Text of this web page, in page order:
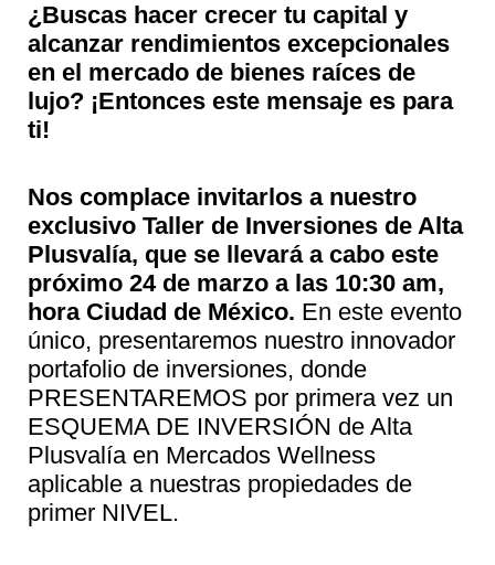
¿Buscas hacer crecer tu capital y
alcanzar rendimientos excepcionales
en el mercado de bienes raíces de
lujo? ¡Entonces este mensaje es para
ti!
Nos complace invitarlos a nuestro
exclusivo Taller de Inversiones de Alta
Plusvalía, que se llevará a cabo este
próximo 24 de marzo a las 10:30 am,
hora Ciudad de México. En este evento
único, presentaremos nuestro innovador
portafolio de inversiones, donde
PRESENTAREMOS por primera vez un
ESQUEMA DE INVERSIÓN de Alta
Plusvalía en Mercados Wellness
aplicable a nuestras propiedades de
primer NIVEL.